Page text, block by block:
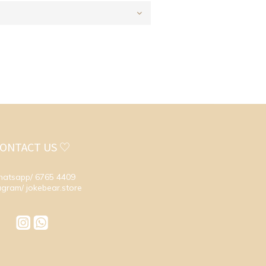
US ♡
6765 4409
jokebear.store